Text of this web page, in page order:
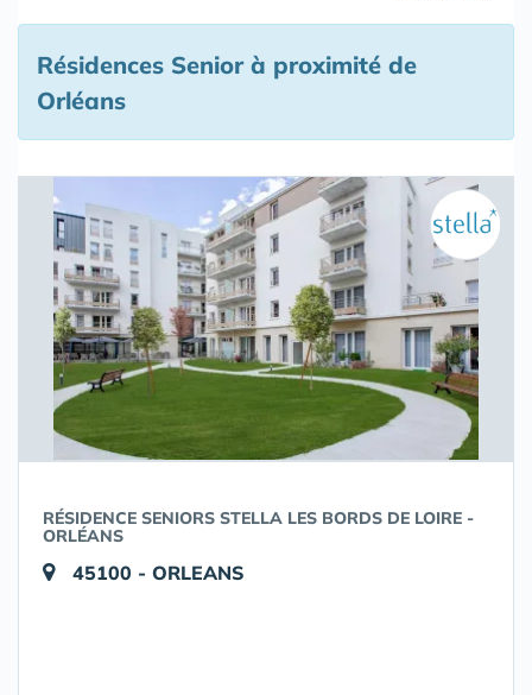
Résidences Senior à proximité de
Orléans
RÉSIDENCE SENIORS STELLA LES BORDS DE LOIRE -
ORLÉANS
45100 - ORLEANS